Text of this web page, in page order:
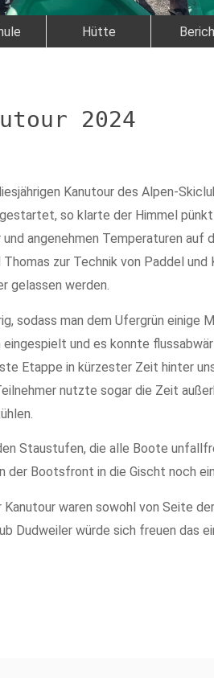
Hütte
2024
Kanutour des Alpen-
so klarte der Himmel
angenehmen Temperaturen auf
zur Technik von Paddel und
gelassen werden.
sodass man dem Ufergrün einige
und es konnte
Etappe in kürzester Zeit hinter
nutzte sogar die Zeit
Staustufen, die alle Boote
Bootsfront in die Gischt noch
waren sowohl von Seite
Dudweiler würde sich freuen das